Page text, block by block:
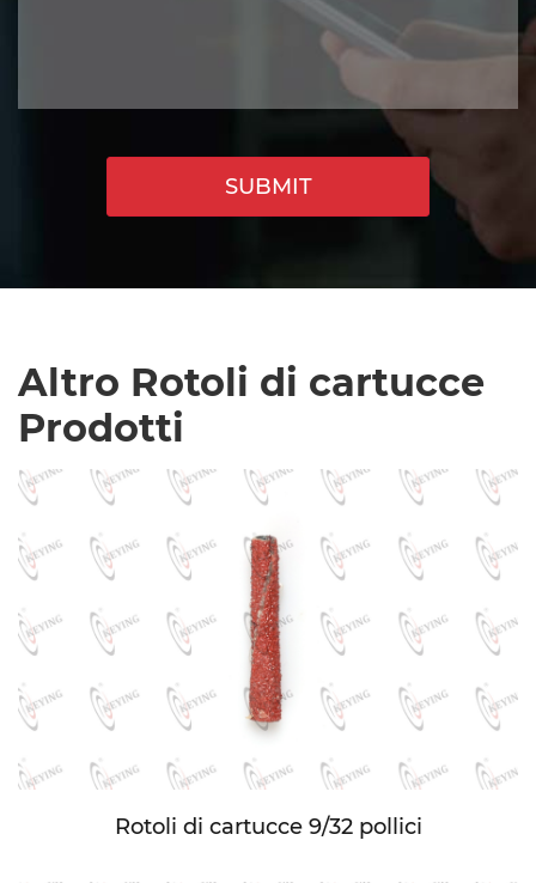
SUBMIT
Altro Rotoli di cartucce
Prodotti
Rotoli di cartucce 9/32 pollici